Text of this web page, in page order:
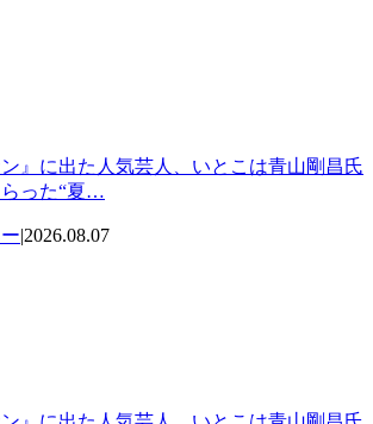
』に出た人気芸人、いとこは青山剛昌氏
らった“夏…
|2026.08.07